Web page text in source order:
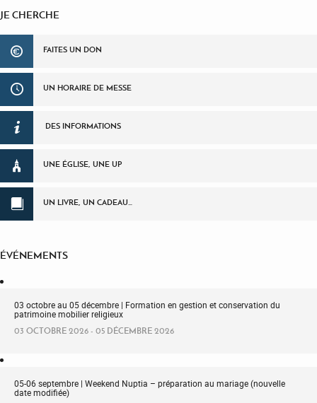
JE CHERCHE
FAITES UN DON
UN HORAIRE DE MESSE
DES INFORMATIONS
UNE ÉGLISE, UNE UP
UN LIVRE, UN CADEAU…
ÉVÉNEMENTS
03 octobre au 05 décembre | Formation en gestion et conservation du
patrimoine mobilier religieux
03 OCTOBRE 2026 - 05 DÉCEMBRE 2026
05-06 septembre | Weekend Nuptia – préparation au mariage (nouvelle
date modifiée)